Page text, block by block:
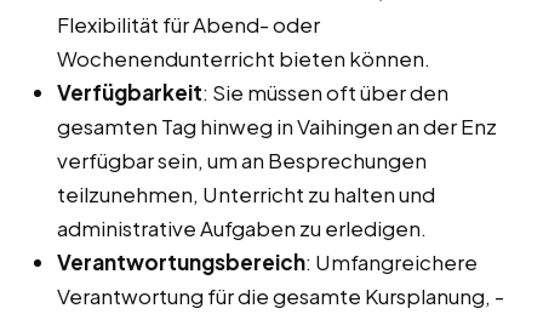
Flexibilität für Abend- oder
Wochenendunterricht bieten können.
Verfügbarkeit: Sie müssen oft über den
gesamten Tag hinweg in Vaihingen an der Enz
verfügbar sein, um an Besprechungen
teilzunehmen, Unterricht zu halten und
administrative Aufgaben zu erledigen.
Verantwortungsbereich: Umfangreichere
Verantwortung für die gesamte Kursplanung, -